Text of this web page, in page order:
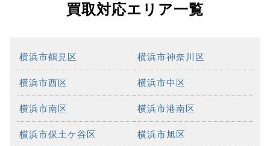
買取対応エリア一覧
横浜市鶴見区 横浜市神奈川区
横浜市西区 横浜市中区
横浜市南区 横浜市港南区
横浜市保土ケ谷区 横浜市旭区